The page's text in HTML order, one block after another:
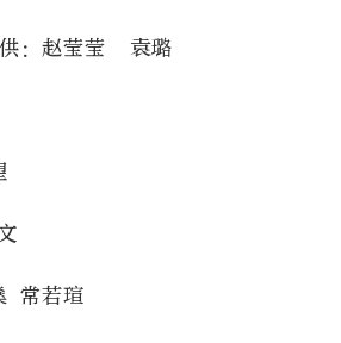
：赵莹莹 袁璐
常若瑄